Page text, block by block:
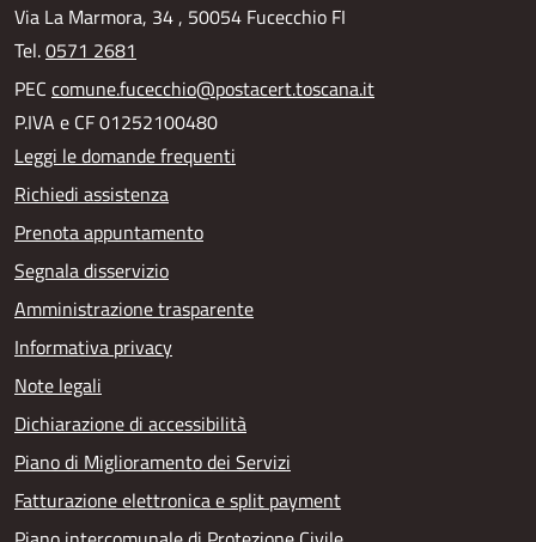
Via La Marmora, 34 , 50054 Fucecchio FI
Tel.0571 2681
PEC comune.fucecchio@postacert.toscana.it
P.IVA e CF 01252100480
Leggi le domande frequenti
Richiedi assistenza
Prenota appuntamento
Segnala disservizio
Amministrazione trasparente
Informativa privacy
Note legali
Dichiarazione di accessibilità
Piano di Miglioramento dei Servizi
Fatturazione elettronica e split payment